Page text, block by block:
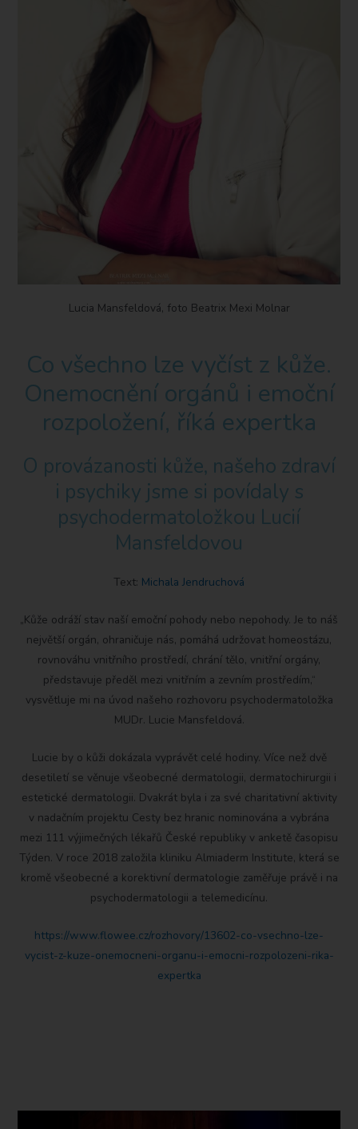
Lucia Mansfeldová, foto Beatrix Mexi Molnar
Co všechno lze vyčíst z kůže.
Onemocnění orgánů i emoční
rozpoložení, říká expertka
O provázanosti kůže, našeho zdraví
i psychiky jsme si povídaly s
psychodermatoložkou Lucií
Mansfeldovou
Text: Michala Jendruchová
„Kůže odráží stav naší emoční pohody nebo nepohody. Je to náš
největší orgán, ohraničuje nás, pomáhá udržovat homeostázu,
rovnováhu vnitřního prostředí, chrání tělo, vnitřní orgány,
představuje předěl mezi vnitřním a zevním prostředím,“
vysvětluje mi na úvod našeho rozhovoru psychodermatoložka
MUDr. Lucie Mansfeldová.
Lucie by o kůži dokázala vyprávět celé hodiny. Více než dvě
desetiletí se věnuje všeobecné dermatologii, dermatochirurgii i
estetické dermatologii. Dvakrát byla i za své charitativní aktivity
v nadačním projektu Cesty bez hranic nominována a vybrána
mezi 111 výjimečných lékařů České republiky v anketě časopisu
Týden. V roce 2018 založila kliniku Almiaderm Institute, která se
kromě všeobecné a korektivní dermatologie zaměřuje právě i na
psychodermatologii a telemedicínu.
https://www.flowee.cz/rozhovory/13602-co-vsechno-lze-
vycist-z-kuze-onemocneni-organu-i-emocni-rozpolozeni-rika-
expertka